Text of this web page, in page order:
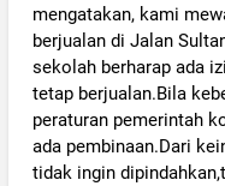
mengatakan, kami
berjualan di Jalan
sekolah berharap ada
tetap berjualan.Bila
peraturan pemerintah
ada pembinaan.Dari
tidak ingin